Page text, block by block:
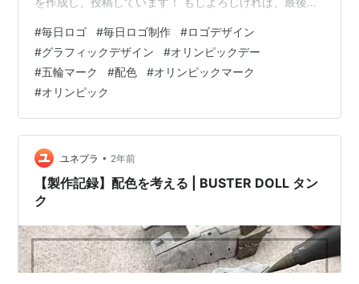
ます！ 【目次】 今回のロゴ ロゴの説明 記念日の概要 さ
いごに 今回のロゴ 【6月23日】オリンピックデー いかが
でしょうか？ もしよろしければ、ロゴの説明も見ていた
だけると嬉しいです！ ロゴの説明 「オリンピックデー」
にちなみ今回は、五輪マークに使われている配色を基
に、中心から外…
#毎日ロゴ #毎日ロゴ制作 #ロゴデザイン
#グラフィックデザイン #オリンピックデー
#五輪マーク #配色 #オリンピックマーク
#オリンピック
ユネプラ • 2年前
【製作記録】配色を考える | BUSTER DOLL タン
ク